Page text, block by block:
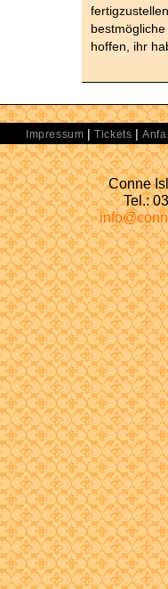
hoffen, ihr
Impressum |Tickets |
Conne
Tel.: